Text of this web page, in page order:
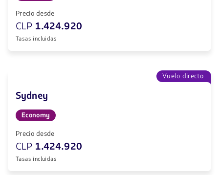
Precio desde
CLP 1.424.920
Tasas incluidas
Vuelo directo
Sydney
Economy
Precio desde
CLP 1.424.920
Tasas incluidas